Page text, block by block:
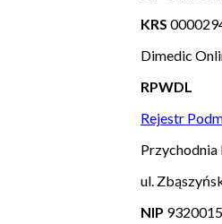
KRS
Dimedic
RPWDL
Rejestr
Przychodnia
ul.
NIP